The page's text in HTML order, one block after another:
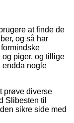
at finde de
og så har
piger, og tillige
endda nogle
prøve diverse
Slibesten til
sikre side med